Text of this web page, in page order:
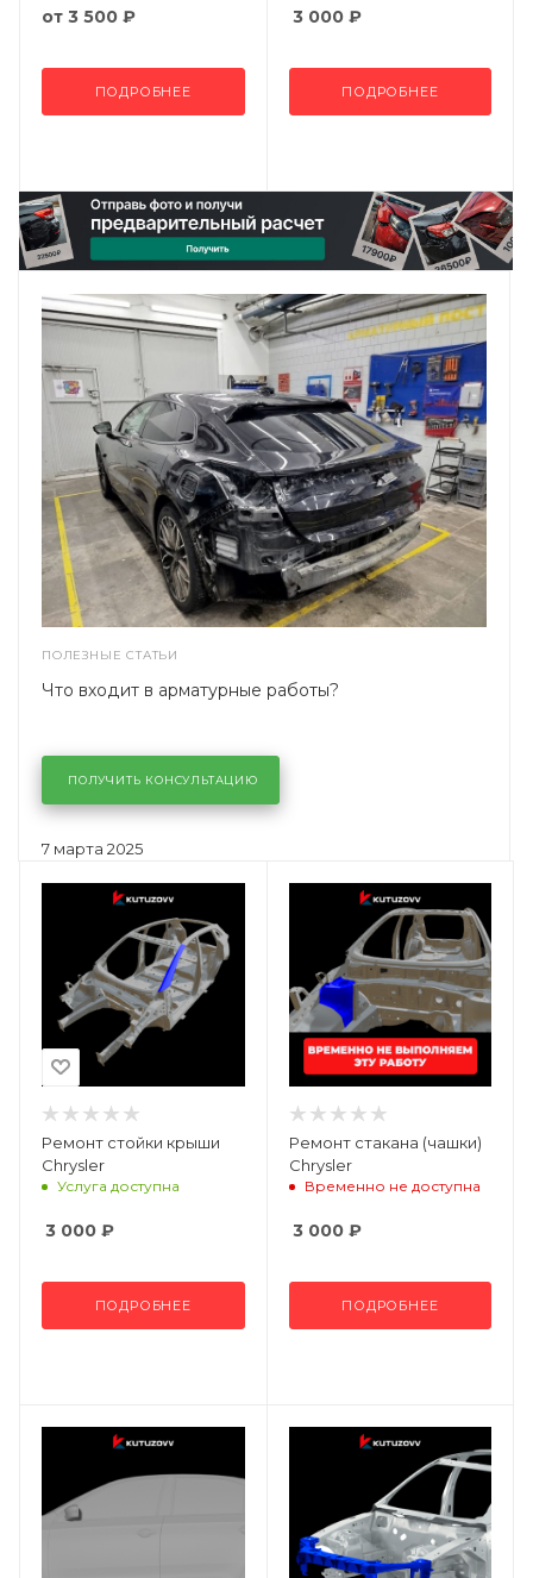
от 3 500 ₽
ПОДРОБНЕЕ
3 000₽
ПОДРОБНЕЕ
ПОЛЕЗНЫЕ СТАТЬИ
7 марта 2025
Что входит в арматурные работы?
ПОЛУЧИТЬ КОНСУЛЬТАЦИЮ
Ремонт стойки крыши
Chrysler
Услуга доступна
3 000 ₽
ПОДРОБНЕЕ
Ремонт стакана (чашки)
Chrysler
Временно не доступна
3 000₽
ПОДРОБНЕЕ